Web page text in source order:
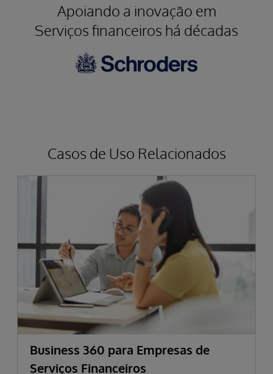
Apoiando a inovação em
Serviços financeiros há décadas
Casos de Uso Relacionados
Business 360 para Empresas de
Serviços Financeiros